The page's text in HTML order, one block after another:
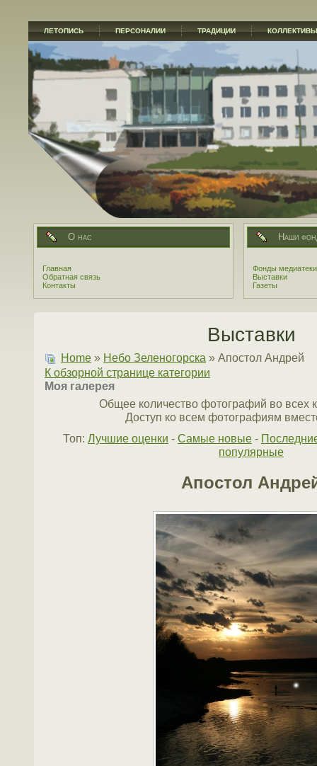
ЛЕТОПИСЬ ПЕРСОНАЛИИ ТРАДИЦИИ КОЛЛЕКТИВЫ
О нас
Главная
Обратная связь
Контакты
Наши
Фонды медиатеки
Выставки
Газеты
Выставки
Home » Небо Зеленогорска » Апостол Андрей
К обзорной странице категории
Моя галерея
Общее количество фотографий во всех
Доступ ко всем фотографиям
Топ: Лучшие оценки - Самые новые -
популярные
Апостол